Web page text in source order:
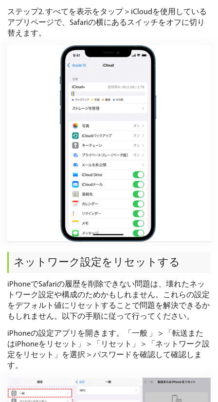
ステップ2. すべてを表示をタップ＞iCloudを使用している
アプリページで、Safariの横にあるスイッチをオフに切り
替えます。
ネットワーク設定をリセットする
iPhoneでSafariの履歴を削除できない問題は、壊れたネッ
トワーク設定や構成のためかもしれません。これらの設定
をデフォルト値にリセットすることで問題を解決できるか
もしれません。以下の手順に従って行ってください。
iPhoneの設定アプリを開きます。「一般 」 > 「転送また
はiPhoneをリセット」＞「リセット」＞「ネットワーク設
定をリセット」を選択＞パスワードを確認して確認しま
す。